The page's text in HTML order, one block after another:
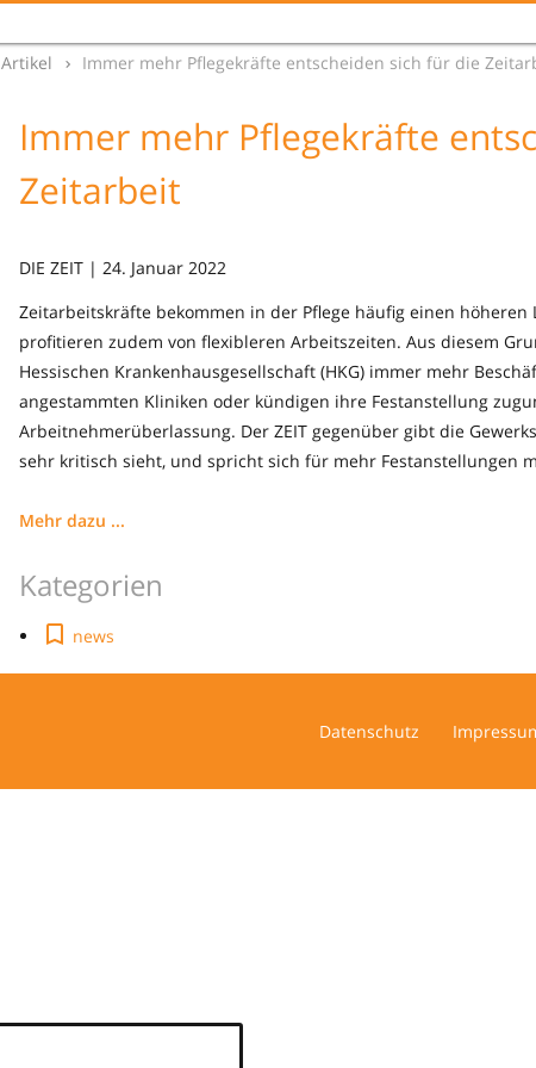
Artikel Immer mehr Pflegekräfte entscheiden sich für die
Immer mehr Pflegekräfte
Zeitarbeit
DIE ZEIT | 24. Januar 2022
Zeitarbeitskräfte bekommen in der Pflege häufig einen höheren
profitieren zudem von flexibleren Arbeitszeiten. Aus diesem
Hessischen Krankenhausgesellschaft (HKG) immer mehr
angestammten Kliniken oder kündigen ihre Festanstellung
Arbeitnehmerüberlassung. Der ZEIT gegenüber gibt die
sehr kritisch sieht, und spricht sich für mehr Festanstellungen
Mehr dazu ...
Kategorien
news
Datenschutz